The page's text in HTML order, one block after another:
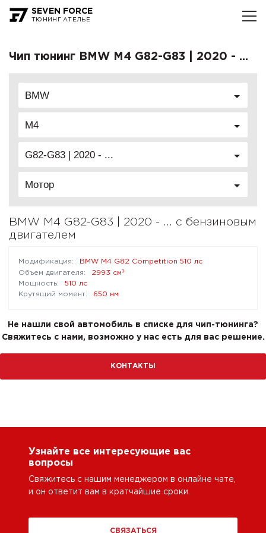
SEVEN FORCE
ТЮНИНГ АТЕЛЬЕ
Чип тюнинг BMW M4 G82-G83 | 2020 - ...
BMW
M4
G82-G83 | 2020 - ...
Мотор
BMW M4 G82-G83 | 2020 - ... с бензиновым
двигателем
BMW M4 G82 Competition 510 лс
2993 см³
510 лс
650 нм
Не нашли свой автомобиль в списке для чип-тюнинга?
Свяжитесь с нами, возможно у нас есть для вас решение.
КОНТАКТЫ
Узнайте все интересующие вас
вопросы
Свяжитесь с нашим менеджером в онлайне чате,
и он ответит вам в кратчайшие сроки.
СВЯЗАТЬСЯ